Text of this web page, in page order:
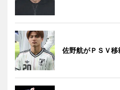
佐野航がＰＳＶ